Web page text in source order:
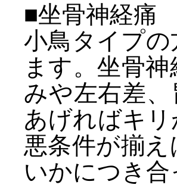
■坐骨神経痛
小鳥タイプ
ます。坐骨
みや左右差
あげればキ
悪条件が揃
いかにつき